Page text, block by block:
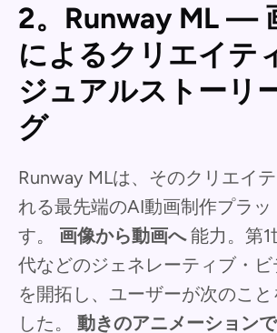
2。Runway ML —
によるクリエイテ
ジュアルストーリ
グ
Runway MLは、そのクリエイ
れる最先端のAI動画制作プラ
す。 画像から動画へ能力。第1
代などのジェネレーティブ・
を開拓し、ユーザーが次のこと
した。 動きのアニメーション